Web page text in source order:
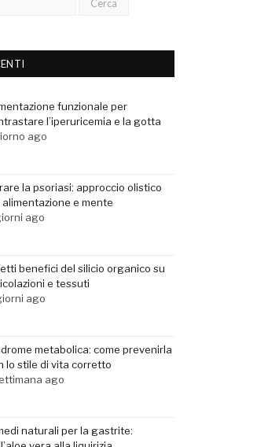
funzionale per
l’iperuricemia e la gotta
ago
la psoriasi: approccio olistico
e mente
ago
benefici del silicio organico su
e tessuti
ago
metabolica: come prevenirla
lo stile di vita corretto
ago
naturali per la gastrite: